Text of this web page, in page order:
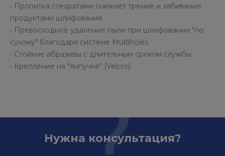
• Пропитка стеаратами снижает трение и забивание
продуктами шлифования
• Превосходное удаление пыли при шлифовании "по
сухому" благодаря системе Multiholes
• Стойкие абразивы с длительным сроком службы
• Крепление на "липучке" (Velcro).
Нужна консультация?